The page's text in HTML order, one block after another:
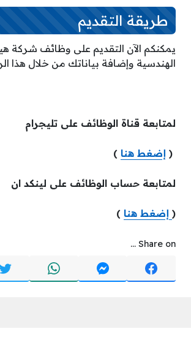
طريقة التقديم
يمكنكم الآن التقديم على وظائف شركة
الهندسية وإضافة بياناتك من خلال هذا
لمتابعة قناة الوظائف على تليجرام
( إضغط هنا )
لمتابعة حساب الوظائف على لينكد
( إضغط هنا )
Share on ...